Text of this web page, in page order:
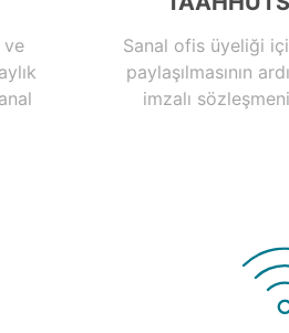
ve
Sanal ofis üyeliği
paylaşılmasının
imzalı